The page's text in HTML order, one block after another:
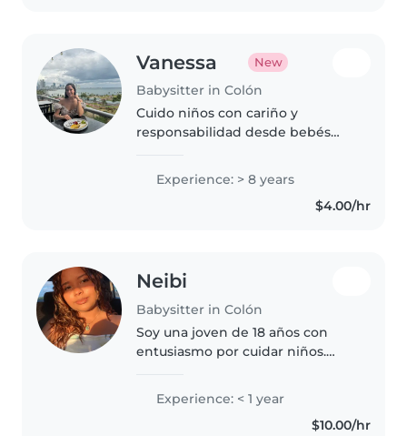
Vanessa New
Babysitter in Colón
Cuido niños con cariño y
responsabilidad desde bebés
conozco bien el día a día con los
pequeños. Me encanta la lectura,
hacer manualidades, la música..
Experience: > 8 years
$4.00/hr
Neibi
Babysitter in Colón
Soy una joven de 18 años con
entusiasmo por cuidar niños.
experiencia previa, tengo
habilidades como dibujar, leer,
Experience: < 1 year
$10.00/hr